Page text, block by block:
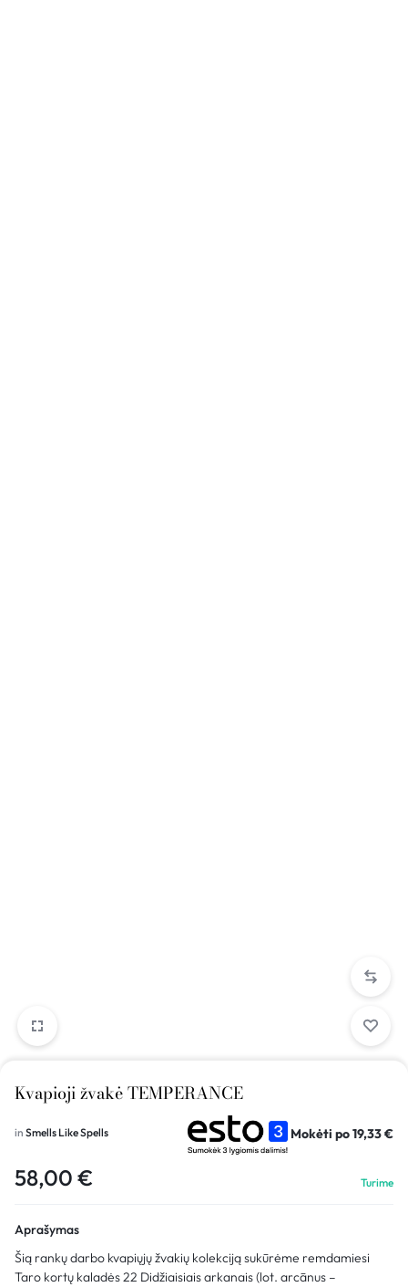
Kvapioji žvakė TEMPERANCE
in Smells Like Spells Mokėti po19,33€
58,00 € Turime
Aprašymas
Šią rankų darbo kvapiųjų žvakių kolekciją sukūrėme remdamiesi
Taro kortų kaladės 22 Didžiaisiais arkanais (lot. arcānus –